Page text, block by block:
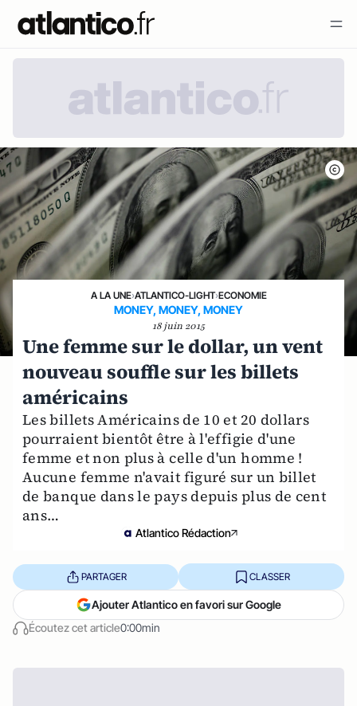
A LA UNE›ATLANTICO-LIGHT›ECONOMIE
MONEY, MONEY, MONEY
18 juin 2015
Une femme sur le dollar, un vent
nouveau souffle sur les billets
américains
Les billets Américains de 10 et 20 dollars
pourraient bientôt être à l'effigie d'une
femme et non plus à celle d'un homme !
Aucune femme n'avait figuré sur un billet
de banque dans le pays depuis plus de cent
ans…
Atlantico Rédaction
Écoutez cet article0:00min
PARTAGER CLASSER
Ajouter Atlantico en favori sur Google